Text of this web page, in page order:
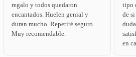
regalo y todos quedaron
encantados. Huelen genial y
duran mucho. Repetiré seguro.
Muy recomendable.
tipo
de
en